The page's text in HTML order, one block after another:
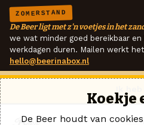
ZOMERSTAND
De Beer ligt met z'n voetjes in het
we wat minder goed bereikbaar
werkdagen duren. Mailen werkt
hello@beerinabox.nl
Koekje
De Beer houdt van